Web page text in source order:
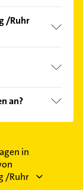
den
Sie sich
/Ruhr
an?
in
/Ruhr